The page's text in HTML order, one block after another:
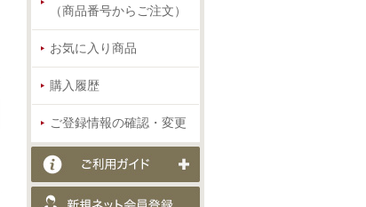
（商品番号からご注文）
お気に入り商品
購入履歴
ご登録情報の確認・変更